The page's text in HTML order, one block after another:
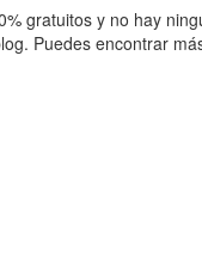
gratuitos y no hay
Puedes encontrar